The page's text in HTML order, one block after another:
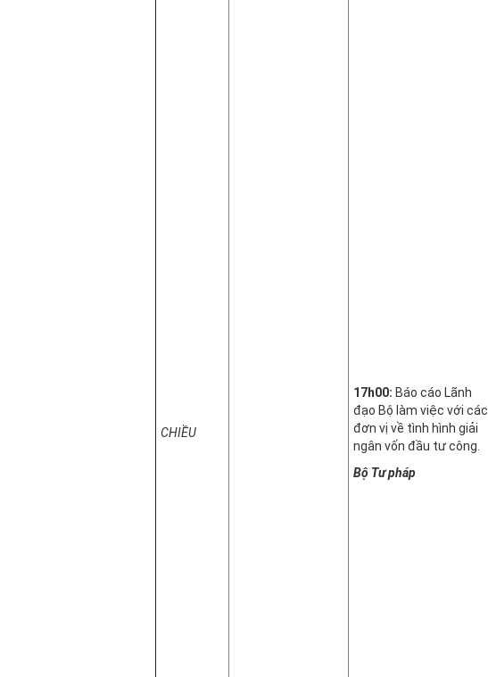
CHIỀU
17h00: Báo cáo Lãnh
đạo Bộ làm việc với các
đơn vị về tình hình giải
ngân vốn đầu tư công.
Bộ Tư pháp